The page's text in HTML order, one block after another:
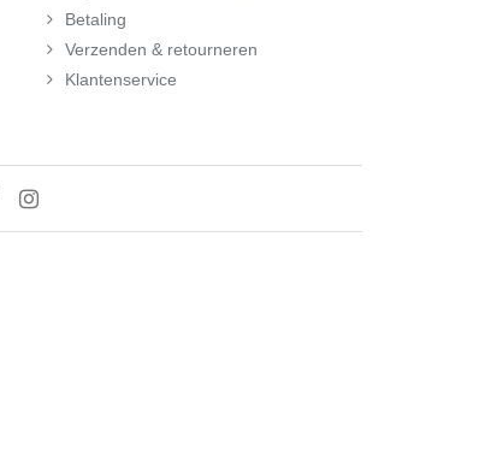
Betaling
Verzenden & retourneren
Klantenservice